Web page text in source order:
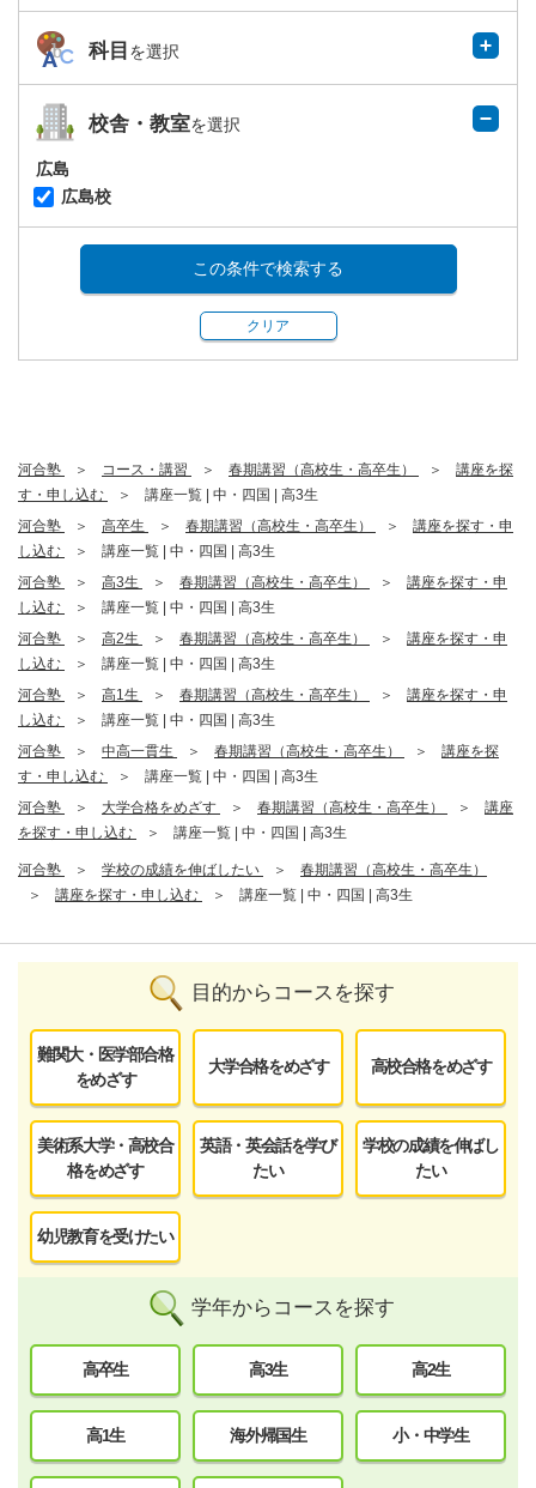
科目 を選択
校舎・教室を選択
広島
広島校
この条件で検索する
クリア
河合塾 コース・講習 春期講習（高校生・高卒生）
講座を探
す・申し込む
講座一覧 | 中・四国 | 高3生
河合塾
高卒生 春期講習（高校生・高卒生）
講座を探す・申
し込む
講座一覧 | 中・四国 | 高3生
河合塾
高3生 春期講習（高校生・高卒生）
講座を探す・申
し込む
講座一覧 | 中・四国 | 高3生
河合塾
高2生 春期講習（高校生・高卒生）
講座を探す・申
し込む
講座一覧 | 中・四国 | 高3生
河合塾
高1生 春期講習（高校生・高卒生）
講座を探す・申
し込む
講座一覧 | 中・四国 | 高3生
河合塾
中高一貫生 春期講習（高校生・高卒生）
講座を探
す・申し込む
講座一覧 | 中・四国 | 高3生
河合塾
大学合格をめざす 春期講習（高校生・高卒生）
講座
を探す・申し込む
講座一覧 | 中・四国 | 高3生
河合塾 学校の成績を伸ばしたい
春期講習（高校生・高卒生）
講座を探す・申し込む
講座一覧 | 中・四国 | 高3生
目的からコースを探す
難関大・医学部合格
をめざす
大学合格をめざす 高校合格をめざす
美術系大学・高校合
格をめざす
英語・英会話を学び
たい
学校の成績を伸ばし
たい
幼児教育を受けたい
学年からコースを探す
高卒生 高3生 高2生
高1生 海外帰国生 小・中学生